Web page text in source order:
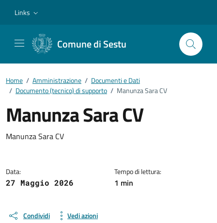
Links
Comune di Sestu
Home / Amministrazione / Documenti e Dati
/ Documento (tecnico) di supporto / Manunza Sara CV
Manunza Sara CV
Dettagli del documento
Manunza Sara CV
Data:
27 Maggio 2026
Tempo di lettura:
1 min
Condividi Vedi azioni